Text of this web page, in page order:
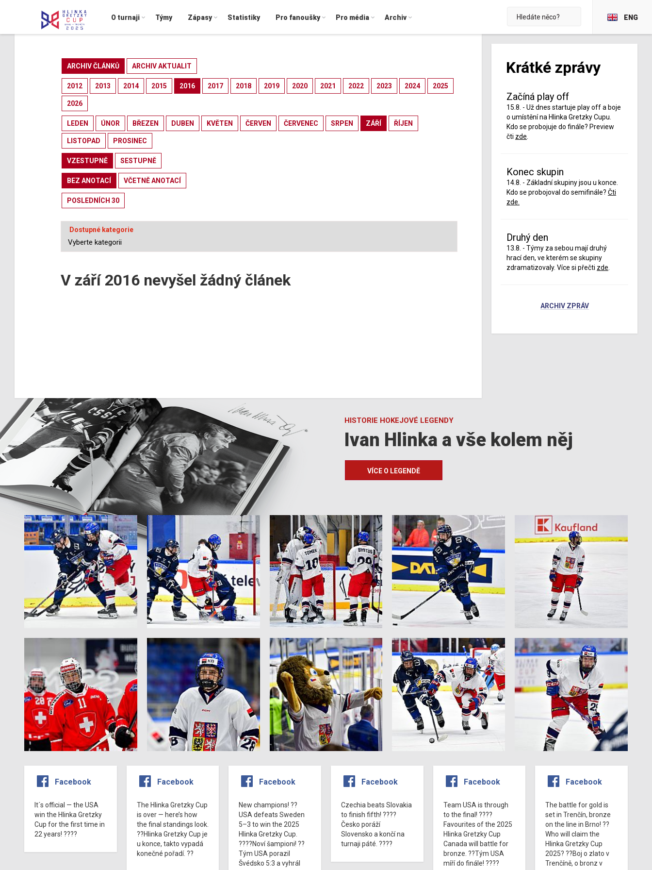
O turnaji Týmy Zápasy Statistiky Pro fanoušky Pro média Archiv ENG
ARCHIV ČLÁNKŮ ARCHIV AKTUALIT
2012 2013 2014 2015 2016 2017 2018 2019 2020 2021 2022 2023 2024 2025
2026
LEDEN ÚNOR BŘEZEN DUBEN KVĚTEN ČERVEN ČERVENEC SRPEN ZÁŘÍ ŘÍJEN
LISTOPAD PROSINEC
VZESTUPNĚ SESTUPNĚ
BEZ ANOTACÍ VČETNĚ ANOTACÍ
POSLEDNÍCH 30
Dostupné kategorie
V září 2016 nevyšel žádný článek
Krátké zprávy
Začíná play off
15.8. - Už dnes startuje play off a boje
o umístění na Hlinka Gretzky Cupu.
Kdo se probojuje do finále? Preview
čti zde
Konec skupin
14.8. - Základní skupiny jsou u konce.
Kdo se probojoval do semifinále? Čti
zde.
Druhý den
13.8. - Týmy za sebou mají druhý
hrací den, ve kterém se skupiny
zdramatizovaly. Více si přečti zde
ARCHIV ZPRÁV
HISTORIE HOKEJOVÉ LEGENDY
Ivan Hlinka a vše kolem něj
VÍCE O LEGENDĚ
Facebook
It´s official — the USA
win the Hlinka Gretzky
Cup for the first time in
22 years! ????
Facebook
The Hlinka Gretzky Cup
is over — here’s how
the final standings look.
??Hlinka Gretzky Cup je
u konce, takto vypadá
konečné pořadí. ??
Facebook
New champions! ??
USA defeats Sweden
5–3 to win the 2025
Hlinka Gretzky Cup.
????Noví šampioni! ??
Tým USA porazil
Švédsko 5:3 a vyhrál
Facebook
Czechia beats Slovakia
to finish fifth! ????
Česko poráží
Slovensko a končí na
turnaji páté. ????
Facebook
Team USA is through
to the final! ????
Favourites of the 2025
Hlinka Gretzky Cup
Canada will battle for
bronze. ??Tým USA
míří do finále! ????
Facebook
The battle for gold is
set in Trenčín, bronze
on the line in Brno! ??
Who will claim the
Hlinka Gretzky Cup
2025? ??Boj o zlato v
Trenčíně, o bronz v